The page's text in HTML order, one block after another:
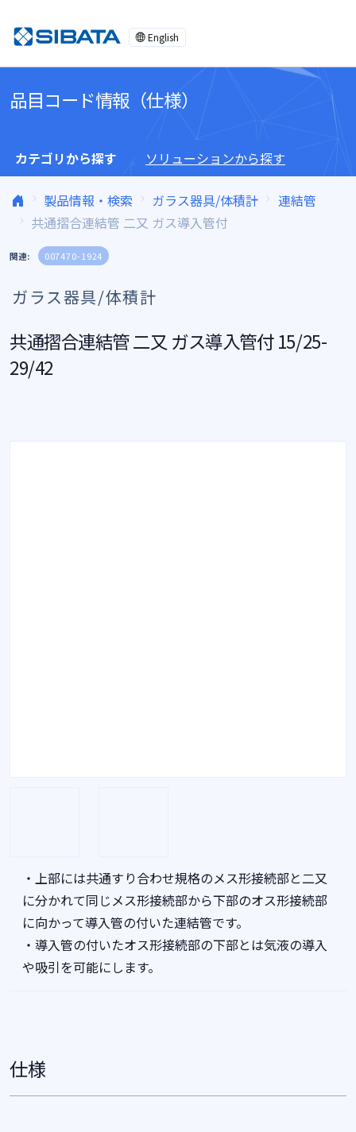
English
品目コード情報（仕様）
カテゴリから探す ソリューションから探す
製品情報・検索 ガラス器具/体積計
連結管
共通摺合連結管 二又 ガス導入管付
関連: 007470-1924
ガラス器具/体積計
共通摺合連結管 二又 ガス導入管付 15/25-
29/42
・上部には共通すり合わせ規格のメス形接続部と二又
に分かれて同じメス形接続部から下部のオス形接続部
に向かって導入管の付いた連結管です。
・導入管の付いたオス形接続部の下部とは気液の導入
や吸引を可能にします。
仕様